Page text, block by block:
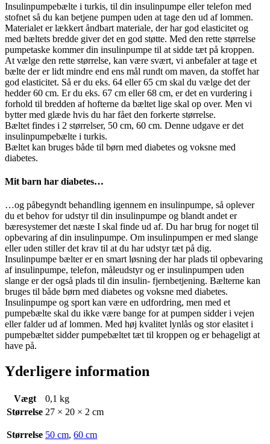
Insulinpumpebælte i turkis, til din insulinpumpe eller telefon med
stofnet så du kan betjene pumpen uden at tage den ud af lommen.
Materialet er lækkert åndbart materiale, der har god elasticitet og
med bæltets bredde giver det en god støtte. Med den rette størrelse
pumpetaske kommer din insulinpumpe til at sidde tæt på kroppen.
At vælge den rette størrelse, kan være svært, vi anbefaler at tage et
bælte der er lidt mindre end ens mål rundt om maven, da stoffet har
god elasticitet. Så er du eks. 64 eller 65 cm skal du vælge det der
hedder 60 cm. Er du eks. 67 cm eller 68 cm, er det en vurdering i
forhold til bredden af hofterne da bæltet lige skal op over. Men vi
bytter med glæde hvis du har fået den forkerte størrelse.
Bæltet findes i 2 størrelser, 50 cm, 60 cm. Denne udgave er det
insulinpumpebælte i turkis.
Bæltet kan bruges både til børn med diabetes og voksne med
diabetes.
Mit barn har diabetes…
…og påbegyndt behandling igennem en insulinpumpe, så oplever
du et behov for udstyr til din insulinpumpe og blandt andet er
bæresystemer det næste I skal finde ud af. Du har brug for noget til
opbevaring af din insulinpumpe. Om insulinpumpen er med slange
eller uden stiller det krav til at du har udstyr tæt på dig.
Insulinpumpe bælter er en smart løsning der har plads til opbevaring
af insulinpumpe, telefon, måleudstyr og er insulinpumpen uden
slange er der også plads til din insulin- fjernbetjening. Bælterne kan
bruges til både børn med diabetes og voksne med diabetes.
Insulinpumpe og sport kan være en udfordring, men med et
pumpebælte skal du ikke være bange for at pumpen sidder i vejen
eller falder ud af lommen. Med høj kvalitet lynlås og stor elasitet i
pumpebæltet sidder pumpebæltet tæt til kroppen og er behageligt at
have på.
Yderligere information
Vægt
0,1 kg
Størrelse 27 × 20 × 2 cm
Størrelse 50 cm, 60 cm